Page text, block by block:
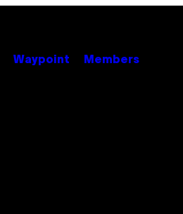
Waypoint Members